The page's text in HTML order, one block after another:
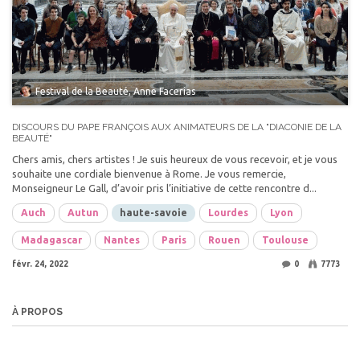
Festival de la Beauté, Anne Facerias
DISCOURS DU PAPE FRANÇOIS AUX ANIMATEURS DE LA "DIACONIE DE LA
BEAUTÉ"
Chers amis, chers artistes ! Je suis heureux de vous recevoir, et je vous
souhaite une cordiale bienvenue à Rome. Je vous remercie,
Monseigneur Le Gall, d’avoir pris l’initiative de cette rencontre d...
Auch Autun haute-savoie Lourdes Lyon
Madagascar Nantes Paris Rouen Toulouse
févr. 24, 2022 0 7773
À PROPOS